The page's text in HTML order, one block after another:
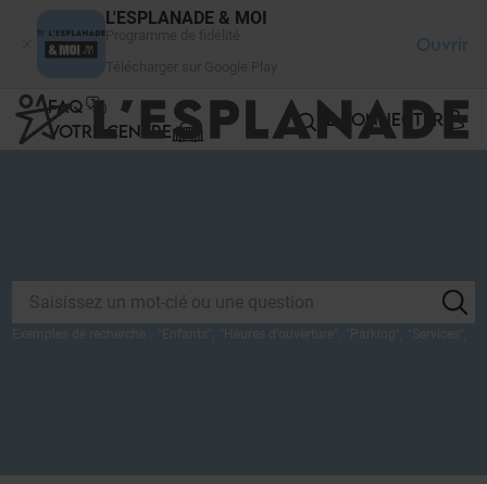
L'ESPLANADE & MOI
Ouvrir
FAQ
VOTRE CENTRE
SE CONNECTER
Panneau de gestion des cookies